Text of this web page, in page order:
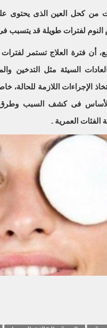
من كحل العين الذى يحتوى
النوم لفترات طويلة قد
أن فترة العلاج تستمر
العادات السيئة مثل التدخين
الإجراءات اللازمة للحالة،
الأساس فى كشف السبب وطرق
الفئات العمرية .